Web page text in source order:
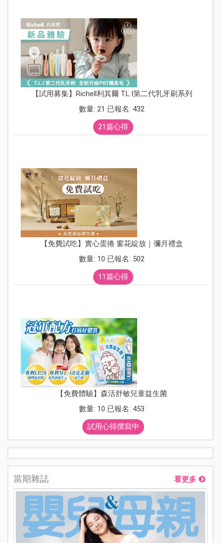
【試用募集】Richell利其爾 T.L.I第二代乳牙刷系列
數量: 21 已報名: 432
21篇心得
【免費試吃】實心蛋捲 窗花綻放｜彌月禮盒
數量: 10 已報名: 502
11篇心得
【免費體驗】森活舒敏兒童益生菌
數量: 10 已報名: 453
試用心得撰寫中
當期雜誌 看更多